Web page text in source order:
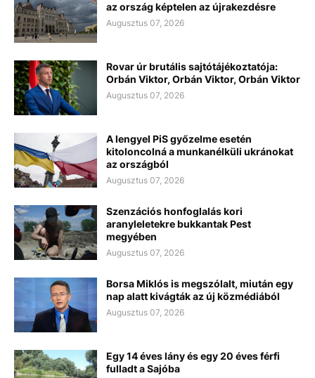
az ország képtelen az újrakezdésre
Augusztus 07, 2026
Rovar úr brutális sajtótájékoztatója:
Orbán Viktor, Orbán Viktor, Orbán Viktor
Augusztus 07, 2026
A lengyel PiS győzelme esetén
kitoloncolná a munkanélküli ukránokat
az országból
Augusztus 07, 2026
Szenzációs honfoglalás kori
aranyleletekre bukkantak Pest
megyében
Augusztus 07, 2026
Borsa Miklós is megszólalt, miután egy
nap alatt kivágták az új közmédiából
Augusztus 07, 2026
Egy 14 éves lány és egy 20 éves férfi
fulladt a Sajóba